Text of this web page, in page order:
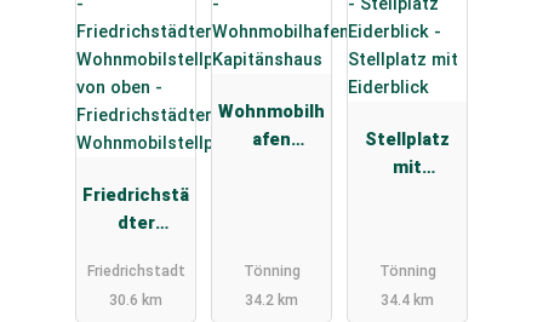
Friedrichstä
dter
tellplatz
Friedrichstadt
30.6 km
Wohnmobilh
afen
Tönning
34.2 km
Stellplatz
mit
Tönning
34.4 km